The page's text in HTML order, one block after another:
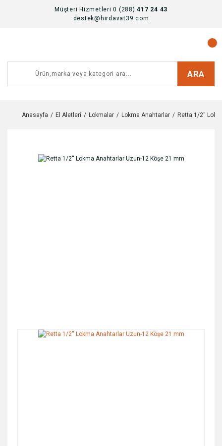
Müşteri Hizmetleri 0 (288)417 24 43
destek@hirdavat39.com
ARA
Anasayfa El Aletleri Lokmalar Lokma Anahtarlar Retta 1/2''